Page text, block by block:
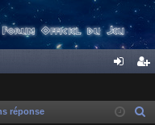
ne cri
réponse